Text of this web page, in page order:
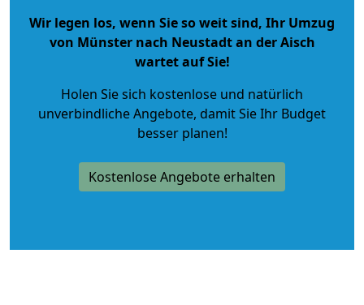
Wir legen los, wenn Sie so weit sind, Ihr Umzug
von Münster nach Neustadt an der Aisch
wartet auf Sie!
Holen Sie sich kostenlose und natürlich
unverbindliche Angebote, damit Sie Ihr Budget
besser planen!
Kostenlose Angebote erhalten